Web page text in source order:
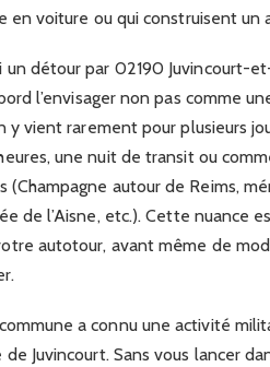
en voiture ou qui construisent un
un détour par 02190 Juvincourt-
l’envisager non pas comme
y vient rarement pour plusieurs
une nuit de transit ou
(Champagne autour de Reims,
de l’Aisne, etc.). Cette nuance
autotour, avant même de
a connu une activité
de Juvincourt. Sans vous lancer